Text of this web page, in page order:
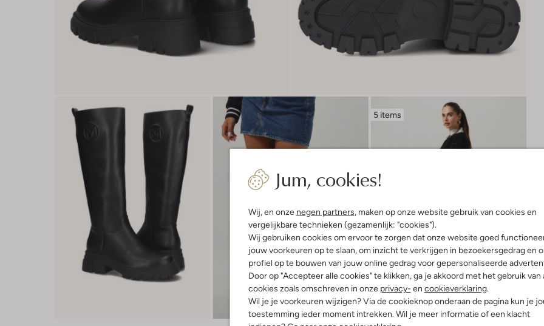
Jum, cookies!
Wij, en onze negen partners, maken op onze website gebruik van cookies en
vergelijkbare technieken (gezamenlijk: "cookies").
Wij gebruiken cookies om ervoor te zorgen dat onze website goed
jouw voorkeuren op te slaan, om inzicht te verkrijgen in bezoekersgedrag en
profiel op te bouwen van jouw online gedrag voor gepersonaliseerde
Door op "Accepteer alle cookies" te klikken, ga je akkoord met het gebruik van
cookies zoals omschreven in onze privacy- en cookieverklaring.
Wil je je voorkeuren wijzigen? Via de cookieknop onderaan de pagina kun je
toestemming ieder moment intrekken. Wil je meer informatie of een klacht
5 items
Ontdek de look